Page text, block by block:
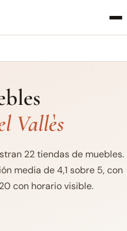
Vallès
22 tiendas de muebles.
media de 4,1 sobre 5, con
con horario visible.